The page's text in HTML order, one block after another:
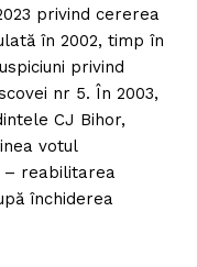
privind cererea
în 2002, timp în
privind
nr 5. În 2003,
CJ Bihor,
votul
– reabilitarea
închiderea